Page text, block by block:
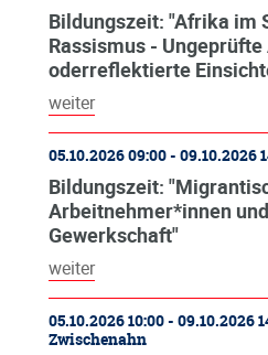
Bildungszeit: "Afrika im
Rassismus -
oderreflektierte
weiter
05.10.2026 09:00 - 09.10.2026
Bildungszeit:
Arbeitnehmer*innen und
Gewerkschaft"
weiter
05.10.2026 10:00 - 09.10.2026
Zwischenahn